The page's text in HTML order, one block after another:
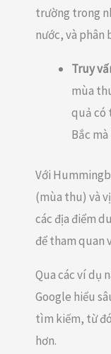
trường trong
nước, và phân
Truy
mùa
quả có
Bắc
Với
(mùa thu) và
các địa điểm
để tham quan
Qua các ví dụ
Google hiểu
tìm kiếm, từ
hơn.